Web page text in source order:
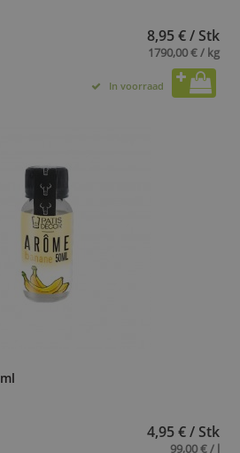
8,95 € / Stk
1790,00 € / kg
In voorraad
4,95 € / Stk
99,00 € / l